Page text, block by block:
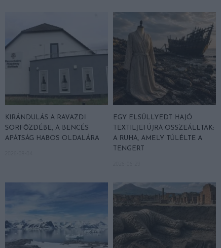
KIRÁNDULÁS A RAVAZDI
SÖRFŐZDÉBE, A BENCÉS
APÁTSÁG HABOS OLDALÁRA
EGY ELSÜLLYEDT HAJÓ
TEXTILJEI ÚJRA ÖSSZEÁLLTAK:
A RUHA, AMELY TÚLÉLTE A
TENGERT